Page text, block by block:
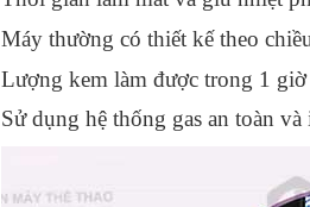
Máy thường có thiết kế theo
Lượng kem làm được trong 1
Sử dụng hệ thống gas an toàn